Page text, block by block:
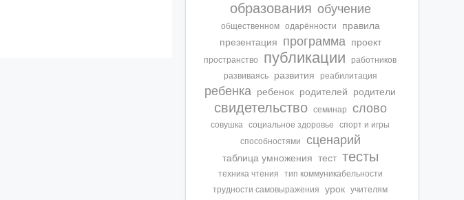
образования обучение
общественном одарённости
правила
презентация
программа проект
пространство публикации
работников
развиваясь
развития реабилитация
ребенка ребенок родителей родители
свидетельство семинар слово
совушка социальное здоровье
спорт и игры
способностями
сценарий
таблица умножения тест тесты
техника чтения
тип коммуникабельности
трудности самовыражения
урок учителям